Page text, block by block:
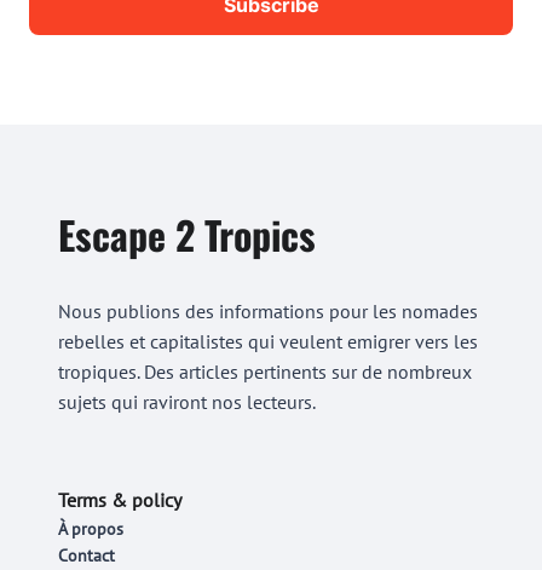
Escape 2 Tropics
Nous publions des informations pour les nomades
rebelles et capitalistes qui veulent emigrer vers les
tropiques. Des articles pertinents sur de nombreux
sujets qui raviront nos lecteurs.
Terms & policy
À propos
Contact